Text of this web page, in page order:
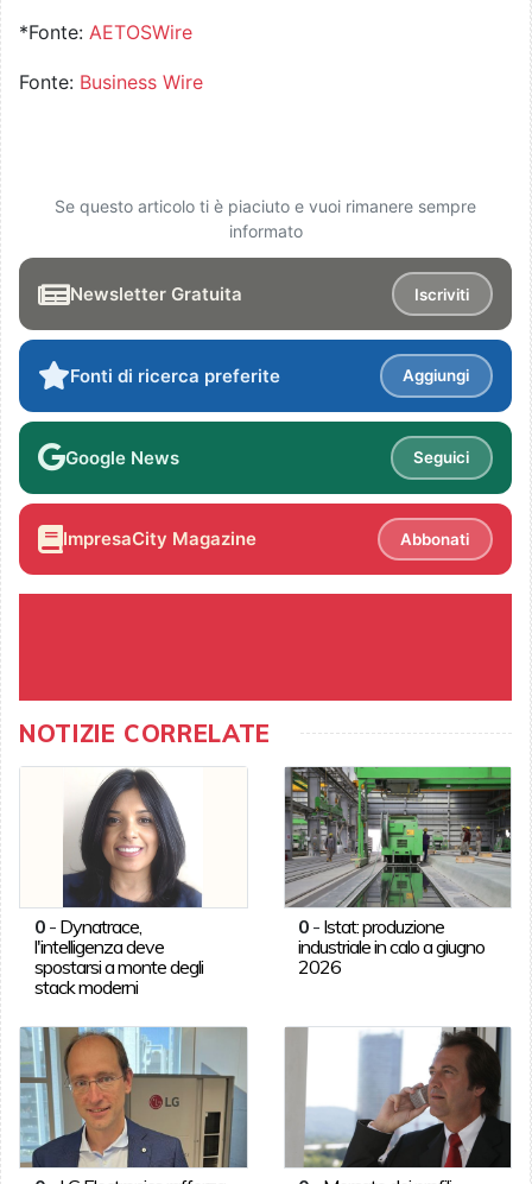
*Fonte: AETOSWire
Fonte: Business Wire
Se questo articolo ti è piaciuto e vuoi rimanere sempre
informato
Newsletter Gratuita Iscriviti
Fonti di ricerca preferite Aggiungi
Google News Seguici
ImpresaCity Magazine Abbonati
NOTIZIE CORRELATE
0- Dynatrace,
l'intelligenza deve
spostarsi a monte degli
stack moderni
0 - Istat: produzione
industriale in calo a giugno
2026